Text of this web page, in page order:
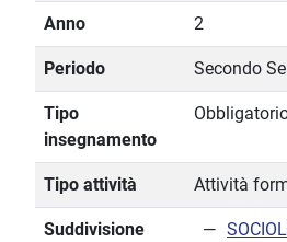
Anno 2
Periodo Secondo
Tipo
insegnamento
Tipo attività Attività
Suddivisione